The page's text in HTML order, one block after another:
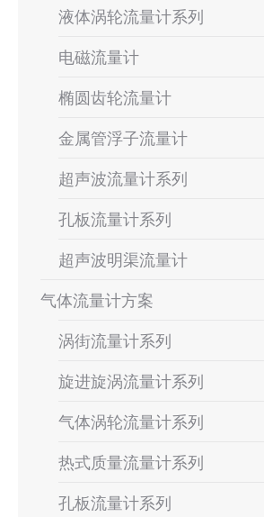
液体涡轮流量计系列
电磁流量计
椭圆齿轮流量计
金属管浮子流量计
超声波流量计系列
孔板流量计系列
超声波明渠流量计
气体流量计方案
涡街流量计系列
旋进旋涡流量计系列
气体涡轮流量计系列
热式质量流量计系列
孔板流量计系列